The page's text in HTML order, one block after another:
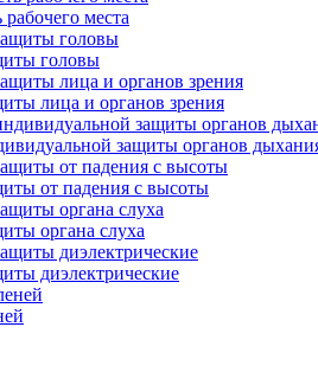
рабочего места
головы
лица и органов зрения
защиты органов
от падения с высоты
органа слуха
диэлектрические